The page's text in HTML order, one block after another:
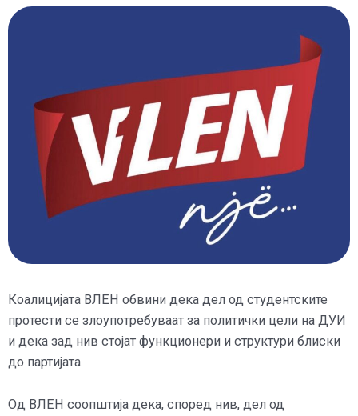
Коалицијата ВЛЕН обвини дека дел од студентските
протести се злоупотребуваат за политички цели на ДУИ
и дека зад нив стојат функционери и структури блиски
до партијата.
Од ВЛЕН соопштија дека, според нив, дел од